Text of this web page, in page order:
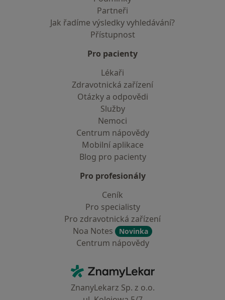
Partneři
Jak řadíme výsledky vyhledávání?
Přístupnost
Pro pacienty
Lékaři
Zdravotnická zařízení
Otázky a odpovědi
Služby
Nemoci
Centrum nápovědy
Mobilní aplikace
Blog pro pacienty
Pro profesionály
Ceník
Pro specialisty
Pro zdravotnická zařízení
Noa Notes
Novinka
Centrum nápovědy
ZnamyLekar - Hlavní stránka
ZnanyLekarz Sp. z o.o.